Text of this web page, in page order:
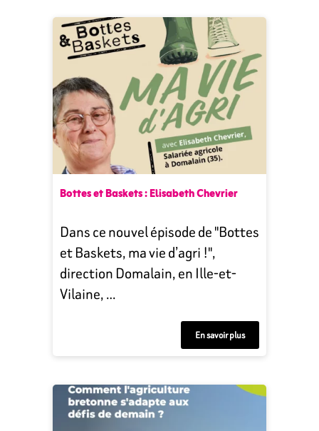
Bottes et Baskets : Elisabeth Chevrier
Dans ce nouvel épisode de "Bottes
et Baskets, ma vie d’agri !",
direction Domalain, en Ille-et-
Vilaine, …
En savoir plus